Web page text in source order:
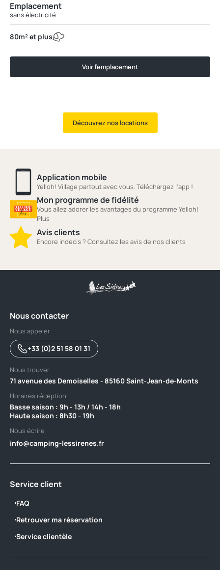
Emplacement
sans électricité
80m² et plus
Voir l'emplacement
Découvrez nos locations
Application mobile
Yelloh! Village partout avec vous. Téléchargez l'app !
Mon programme de fidélité
Vous allez adorer les avantages du programme Yelloh!
Plus
Avis clients
Encore indécis ? Consultez les avis de nos clients
Nous contacter
Nous appeler
+33 (0)2 51 58 01 31
Nous trouver
71 avenue des Demoiselles - 85160 Saint-Jean-de-Monts
Horaires réception
Basse saison : 9h - 13h / 14h - 18h ‎ ‎ ‎ ‎ ‎ ‎ ‎ ‎ ‎ ‎ ‎ ‎ ‎ ‎ ‎ ‎ ‎ ‎ ‎ ‎ ‎ ‎ ‎ ‎ ‎ ‎ ‎ ‎ ‎ ‎ ‎ ‎ ‎ ‎ ‎ ‎ ‎ ‎ ‎ ‎ ‎ ‎ ‎ ‎ ‎ ‎ ‎ ‎ ‎ ‎ ‎
Haute saison : 8h30 - 19h
Nous écrire
info@camping-lessirenes.fr
Service client
FAQ
Retrouver ma réservation
Service clientèle